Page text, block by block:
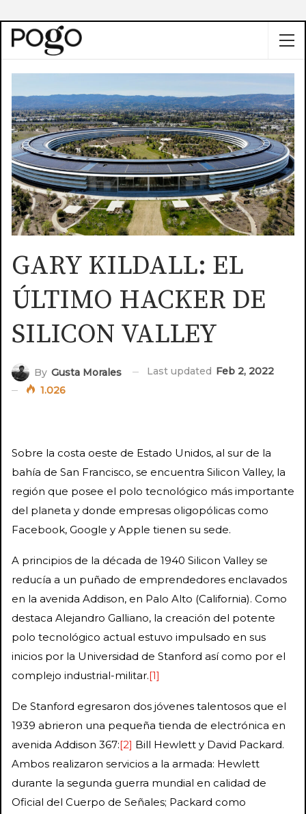
GARY KILDALL: EL
ÚLTIMO HACKER DE
SILICON VALLEY
By Gusta Morales Last updated Feb 2, 2022
1.026
Sobre la costa oeste de Estado Unidos, al sur de la
bahía de San Francisco, se encuentra Silicon Valley, la
región que posee el polo tecnológico más importante
del planeta y donde empresas oligopólicas como
Facebook, Google y Apple tienen su sede.
A principios de la década de 1940 Silicon Valley se
reducía a un puñado de emprendedores enclavados
en la avenida Addison, en Palo Alto (California). Como
destaca Alejandro Galliano, la creación del potente
polo tecnológico actual estuvo impulsado en sus
inicios por la Universidad de Stanford así como por el
complejo industrial-militar.[1]
De Stanford egresaron dos jóvenes talentosos que el
1939 abrieron una pequeña tienda de electrónica en
avenida Addison 367:[2] Bill Hewlett y David Packard.
Ambos realizaron servicios a la armada: Hewlett
durante la segunda guerra mundial en calidad de
Oficial del Cuerpo de Señales; Packard como